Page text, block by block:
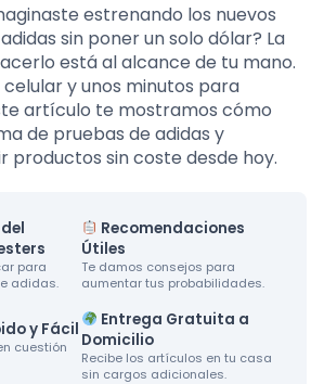
estrenando los nuevos
sin poner un solo dólar? La
está al alcance de tu mano.
y unos minutos para
artículo te mostramos cómo
de pruebas de adidas y
productos sin coste desde hoy.
para
adidas.
Recomendaciones
Útiles
Te damos consejos para
aumentar tus probabilidades.
y Fácil
cuestión
Entrega Gratuita a
Domicilio
Recibe los artículos en tu casa
sin cargos adicionales.